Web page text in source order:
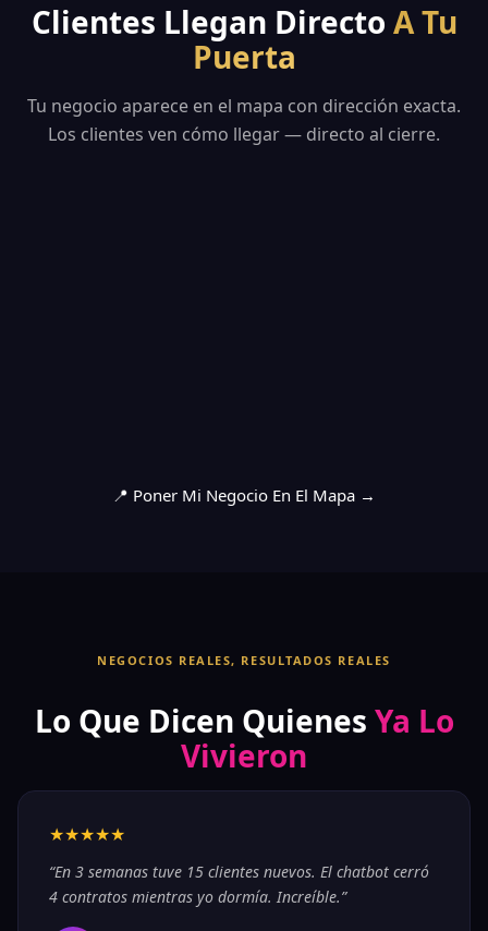
Clientes Llegan Directo A Tu
Puerta
Tu negocio aparece en el mapa con dirección exacta.
Los clientes ven cómo llegar — directo al cierre.
📍 Poner Mi Negocio En El Mapa →
NEGOCIOS REALES, RESULTADOS REALES
Lo Que Dicen Quienes Ya Lo
Vivieron
★★★★★
“En 3 semanas tuve 15 clientes nuevos. El chatbot cerró
4 contratos mientras yo dormía. Increíble.”